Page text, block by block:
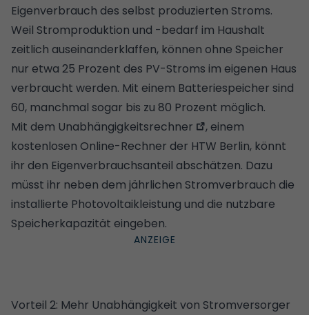
Eigenverbrauch des selbst produzierten Stroms.
Weil Stromproduktion und -bedarf im Haushalt
zeitlich auseinanderklaffen, können ohne Speicher
nur etwa 25 Prozent des PV-Stroms im eigenen Haus
verbraucht werden. Mit einem Batteriespeicher sind
60, manchmal sogar bis zu 80 Prozent möglich.
Mit dem Unabhängigkeitsrechner
, einem
kostenlosen Online-Rechner der HTW Berlin, könnt
ihr den Eigenverbrauchsanteil abschätzen. Dazu
müsst ihr neben dem jährlichen Stromverbrauch die
installierte Photovoltaikleistung und die nutzbare
Speicherkapazität eingeben.
Vorteil 2: Mehr Unabhängigkeit von Stromversorger